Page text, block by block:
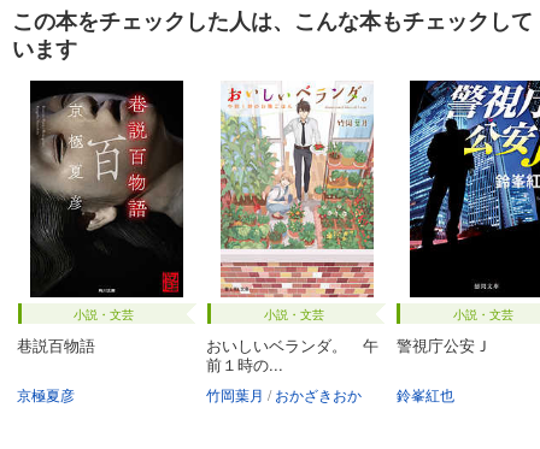
この本をチェックした人は、こんな本もチェックして
います
小説・文芸
巷説百物語
京極夏彦
小説・文芸
おいしいベランダ。 午
前１時の...
竹岡葉月 おかざきおか
小説・文芸
警視庁公安Ｊ
鈴峯紅也